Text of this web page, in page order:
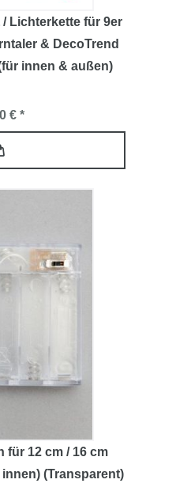
Lichterkette für 9er
& DecoTrend
innen & außen)
€ *
für 12 cm / 16 cm
(Transparent)